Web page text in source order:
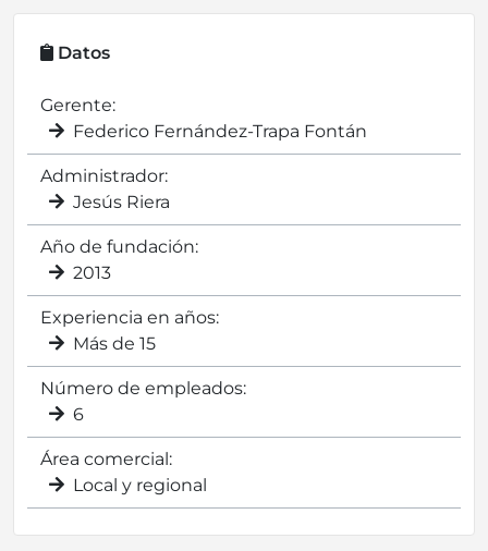
Datos
Gerente:
Federico Fernández-Trapa Fontán
Administrador:
Jesús Riera
Año de fundación:
2013
Experiencia en años:
Más de 15
Número de empleados:
6
Área comercial:
Local y regional